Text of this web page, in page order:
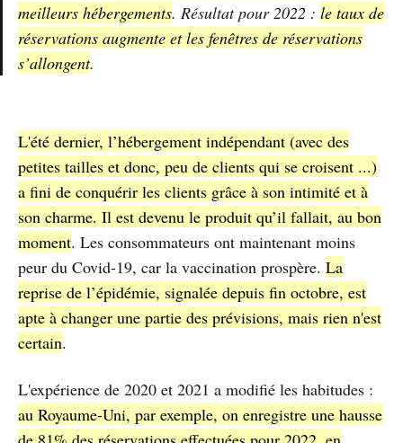
meilleurs hébergements. Résultat pour 2022 : le taux de
réservations augmente et les fenêtres de réservations
s’allongent.
L'été dernier, l’hébergement indépendant (avec des
petites tailles et donc, peu de clients qui se croisent ...)
a fini de conquérir les clients grâce à son intimité et à
son charme. Il est devenu le produit qu’il fallait, au bon
moment. Les consommateurs ont maintenant moins
peur du Covid-19, car la vaccination prospère. La
reprise de l’épidémie, signalée depuis fin octobre, est
apte à changer une partie des prévisions, mais rien n'est
certain.
L'expérience de 2020 et 2021 a modifié les habitudes :
au Royaume-Uni, par exemple, on enregistre une hausse